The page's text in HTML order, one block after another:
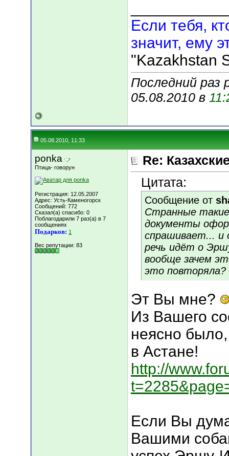
Если тебя,
значит, ему
"Kazakhstan
Последний раз
05.08.2010 в
05.08.2010, 11:33
ponka
Птица- говорун
Регистрация: 12.05.2007
Адрес: Усть-Каменогорск
Сообщений: 772
Сказал(а) спасибо: 0
Поблагодарили 7 раз(а) в 7
сообщениях
Подарков: 1
Вес репутации: 83
Re:
Цитата:
Сообщение от
Странные
документы
спрашивает... и
речь идёт о
вообще зачем
это повторяла?
Эт Вы мне?
Из Вашего
неясно
в Астане!
http://
Если Вы
Вашими